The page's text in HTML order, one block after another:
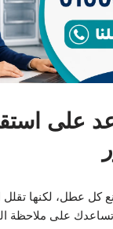
على
كل عطل، لكنها
على ملاحظة